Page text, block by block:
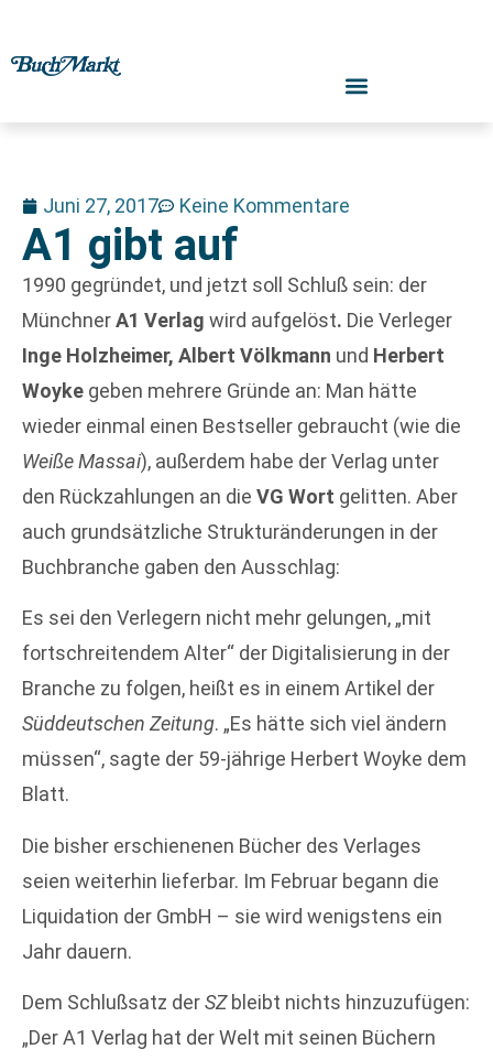
Juni 27, 2017 Keine Kommentare
A1 gibt auf
1990 gegründet, und jetzt soll Schluß sein: der
MünchnerA1 Verlag wird aufgelöst. Die Verleger
Inge Holzheimer, Albert Völkmann und Herbert
Woyke geben mehrere Gründe an: Man hätte
wieder einmal einen Bestseller gebraucht (wie die
Weiße Massai), außerdem habe der Verlag unter
den Rückzahlungen an die VG Wort gelitten. Aber
auch grundsätzliche Strukturänderungen in der
Buchbranche gaben den Ausschlag:
Es sei den Verlegern nicht mehr gelungen, „mit
fortschreitendem Alter“ der Digitalisierung in der
Branche zu folgen, heißt es in einem Artikel der
Süddeutschen Zeitung. „Es hätte sich viel ändern
müssen“, sagte der 59-jährige Herbert Woyke dem
Blatt.
Die bisher erschienenen Bücher des Verlages
seien weiterhin lieferbar. Im Februar begann die
Liquidation der GmbH – sie wird wenigstens ein
Jahr dauern.
Dem Schlußsatz derSZbleibt nichts hinzuzufügen:
„Der A1 Verlag hat der Welt mit seinen Büchern